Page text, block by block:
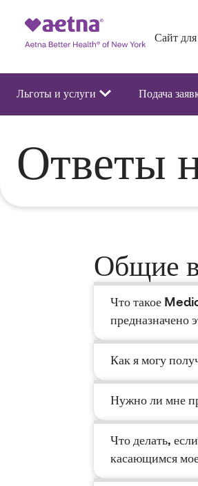
Сайт
Льготы и услуги Подача
Ответы
Общие
Что такое
предназначено
Как я могу
Нужно ли мне
Что делать,
касающимся